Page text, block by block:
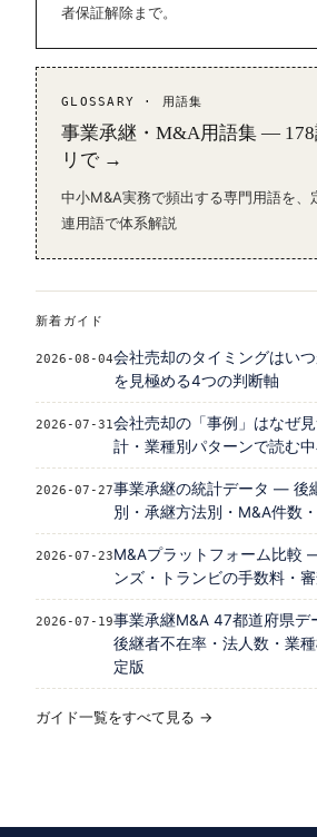
者保証解除まで。
GLOSSARY · 用語集
事業承継・M&A用語集 —
リで →
中小M&A実務で頻出する専門用語を、
連用語で体系解説
新着ガイド
2026-08-04会社売却のタイミングはい
を見極める4つの判断軸
2026-07-31会社売却の「事例」はなぜ
計・業種別パターンで読む
2026-07-27事業承継の統計データ — 後
別・承継方法別・M&A件数
2026-07-23M&Aプラットフォーム比較
ンズ・トランビの手数料・
2026-07-19事業承継M&A 47都道府県
後継者不在率・法人数・業
定版
ガイド一覧をすべて見る →